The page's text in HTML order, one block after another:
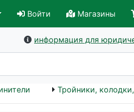
Войти Магазины
информация для
Тройники,